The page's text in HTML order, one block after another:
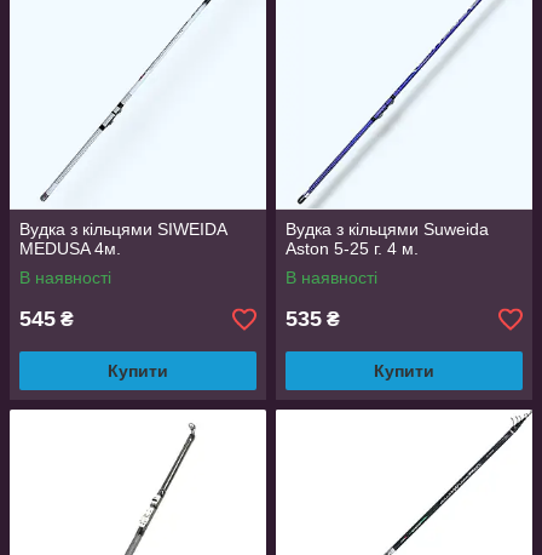
Вудка з кільцями SIWEIDA
MEDUSA 4м.
В наявності
545 ₴
Купити
Вудка з кільцями Suweida
Aston 5-25 г. 4 м.
В наявності
535 ₴
Купити